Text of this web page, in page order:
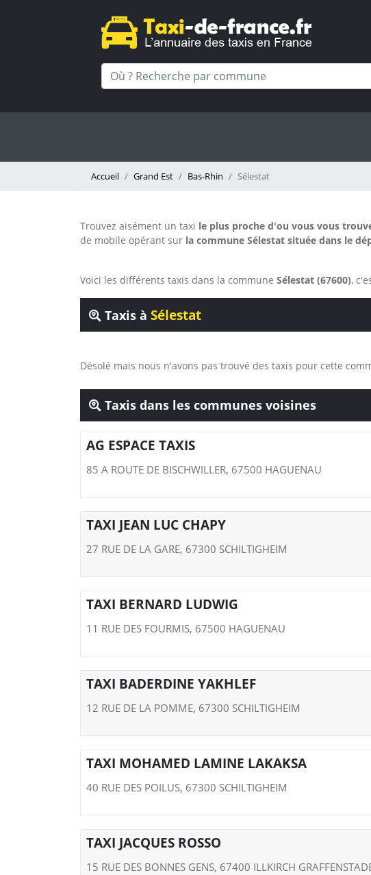
Accueil Grand Est Bas-Rhin Sélestat
Trouvez aisément un taxi le plus proche d'ou vous vous
de mobile opérant sur la commune Sélestat située dans le
Voici les différents taxis dans la commune Sélestat (67600),
Taxis à Sélestat
Désolé mais nous n'avons pas trouvé des taxis pour cette
Taxis dans les communes voisines
AG ESPACE TAXIS
85 A ROUTE DE BISCHWILLER, 67500 HAGUENAU
TAXI JEAN LUC CHAPY
27 RUE DE LA GARE, 67300 SCHILTIGHEIM
TAXI BERNARD LUDWIG
11 RUE DES FOURMIS, 67500 HAGUENAU
TAXI BADERDINE YAKHLEF
12 RUE DE LA POMME, 67300 SCHILTIGHEIM
TAXI MOHAMED LAMINE LAKAKSA
40 RUE DES POILUS, 67300 SCHILTIGHEIM
TAXI JACQUES ROSSO
15 RUE DES BONNES GENS, 67400 ILLKIRCH